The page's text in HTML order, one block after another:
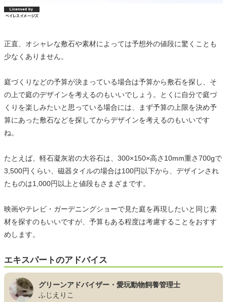
正直、オシャレな敷石や素材によっては予想外の値段に驚くことも
少なくありません。
庭づくりなどの予算が決まっている場合は予算から敷石を探し、そ
の上で庭のデザインを考えるのもいいでしょう。とくに自分で庭づ
くりを楽しみたいと思っている場合には、まず予算の上限を決め予
算にあった敷石などを探してからデザインを考えるのもいいです
ね。
たとえば、軽石凝灰岩の大谷石は、300×150×高さ10mm重さ700gで
3,500円くらい、磁器タイルの場合は100円以下から、デザインされ
たものは1,000円以上と値段もさまざまです。
映画やテレビ・ガーデニングショーで見た庭を再現したいと同じ素
材を探すのもいいですが、予算もある程度は考慮することをおすす
めします。
エキスパートのアドバイス
グリーンアドバイザー・愛玩動物飼養管理士
ふじえりこ